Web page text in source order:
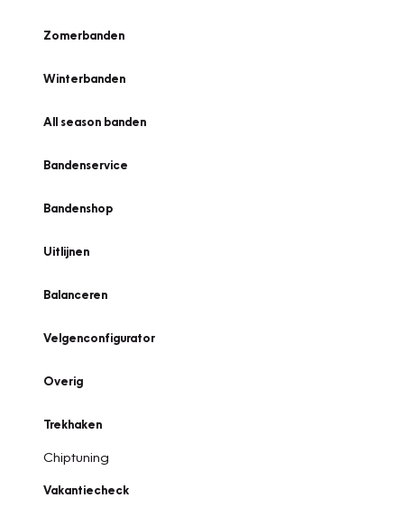
Zomerbanden
Winterbanden
All season banden
Bandenservice
Bandenshop
Uitlijnen
Balanceren
Velgenconfigurator
Overig
Trekhaken
Chiptuning
Vakantiecheck